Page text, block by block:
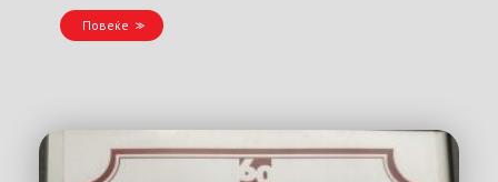
Повеќе